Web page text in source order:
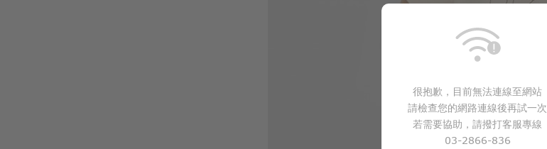
很抱歉，目前無法連線至網站
請檢查您的網路連線後再試一次
若需要協助，請撥打客服專線
03-2866-836